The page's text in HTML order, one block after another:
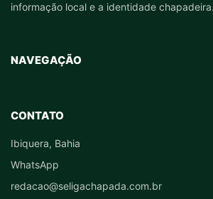
informação local e a identidade chapadeira.
NAVEGAÇÃO
CONTATO
Ibiquera, Bahia
WhatsApp
redacao@seligachapada.com.br